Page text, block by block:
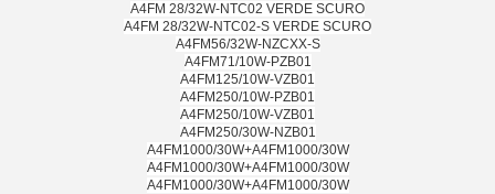
A4FM 28/32W-NTC02 VERDE SCURO
A4FM 28/32W-NTC02-S VERDE SCURO
A4FM56/32W-NZCXX-S
A4FM71/10W-PZB01
A4FM125/10W-VZB01
A4FM250/10W-PZB01
A4FM250/10W-VZB01
A4FM250/30W-NZB01
A4FM1000/30W+A4FM1000/30W
A4FM1000/30W+A4FM1000/30W
A4FM1000/30W+A4FM1000/30W